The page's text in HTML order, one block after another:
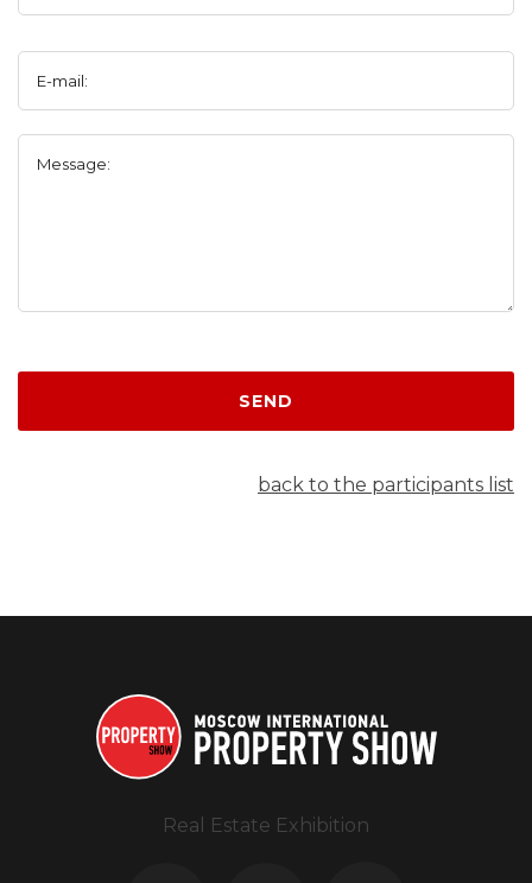
E-mail:
Message:
SEND
back to the participants list
Real Estate Exhibition